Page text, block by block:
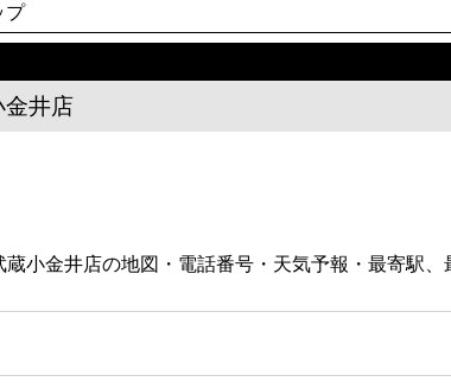
プ
金井店
小金井店の地図・電話番号・天気予報・最寄駅